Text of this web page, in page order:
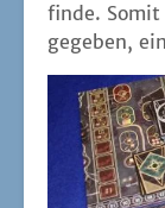
fin­de.
gege­ben,